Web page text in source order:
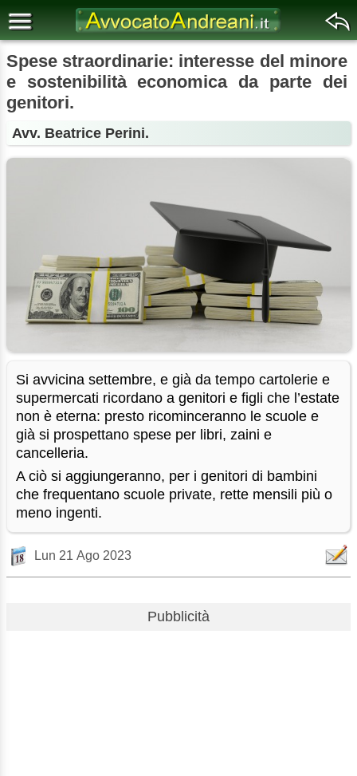
Spese straordinarie: interesse del minore
e sostenibilità economica da parte dei
genitori.
Avv. Beatrice Perini.
Si avvicina settembre, e già da tempo cartolerie e
supermercati ricordano a genitori e figli che l’estate
non è eterna: presto ricominceranno le scuole e
già si prospettano spese per libri, zaini e
cancelleria.
A ciò si aggiungeranno, per i genitori di bambini
che frequentano scuole private, rette mensili più o
meno ingenti.
Lun 21 Ago 2023
Pubblicità